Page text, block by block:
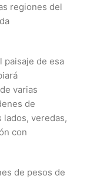
regiones del
paisaje de esa
varias
de
lados, veredas,
con
de pesos de